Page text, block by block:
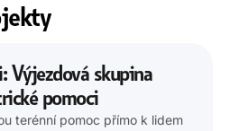
Výjezdová skupina
pomoci
terénní pomoc přímo k lidem